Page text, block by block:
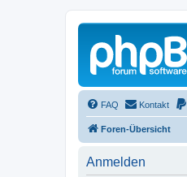
FAQ Kontakt
Foren-Übersicht
Anmelden